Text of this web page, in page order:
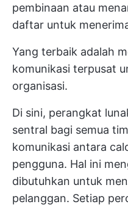
pembinaan atau
daftar untuk
Yang terbaik adalah
komunikasi terpusat
organisasi.
Di sini, perangkat
sentral bagi semua
komunikasi antara
pengguna. Hal ini
dibutuhkan untuk
pelanggan. Setiap